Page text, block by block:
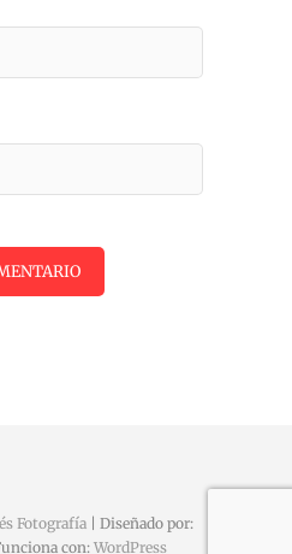
Fotografía | Diseñado por:
con: WordPress